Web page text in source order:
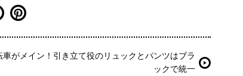
車がメイン！引き立て役のリュックとパンツはブラ
ックで統一